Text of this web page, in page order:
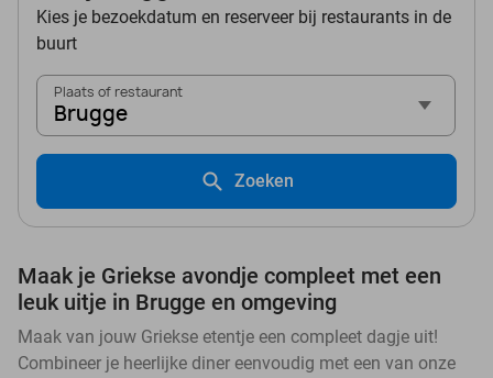
Kies je bezoekdatum en reserveer bij restaurants in de
buurt
Plaats of restaurant
Brugge
Zoeken
Maak je Griekse avondje compleet met een
leuk uitje in Brugge en omgeving
Maak van jouw Griekse etentje een compleet dagje uit!
Combineer je heerlijke diner eenvoudig met een van onze